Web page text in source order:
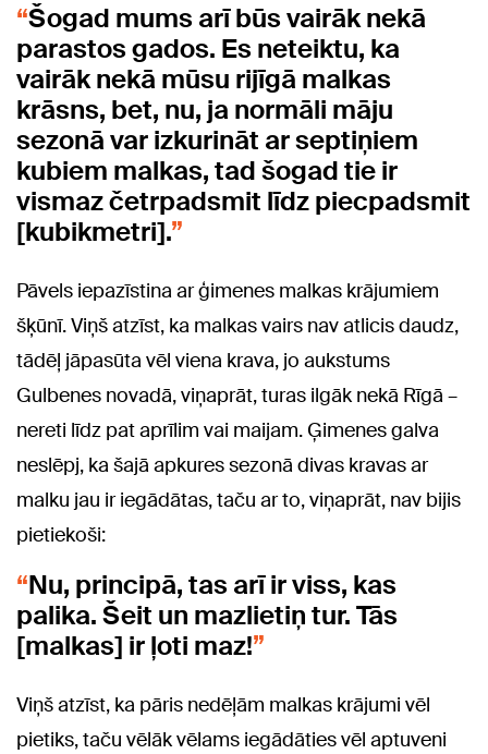
Šogad mums arī būs vairāk nekā
parastos gados. Es neteiktu, ka
vairāk nekā mūsu rijīgā malkas
krāsns, bet, nu, ja normāli māju
sezonā var izkurināt ar septiņiem
kubiem malkas, tad šogad tie ir
vismaz četrpadsmit līdz piecpadsmit
[kubikmetri].
Pāvels iepazīstina ar ģimenes malkas krājumiem
šķūnī. Viņš atzīst, ka malkas vairs nav atlicis daudz,
tādēļ jāpasūta vēl viena krava, jo aukstums
Gulbenes novadā, viņaprāt, turas ilgāk nekā Rīgā –
nereti līdz pat aprīlim vai maijam. Ģimenes galva
neslēpj, ka šajā apkures sezonā divas kravas ar
malku jau ir iegādātas, taču ar to, viņaprāt, nav bijis
pietiekoši:
Nu, principā, tas arī ir viss, kas
palika. Šeit un mazlietiņ tur. Tās
[malkas] ir ļoti maz!
Viņš atzīst, ka pāris nedēļām malkas krājumi vēl
pietiks, taču vēlāk vēlams iegādāties vēl aptuveni